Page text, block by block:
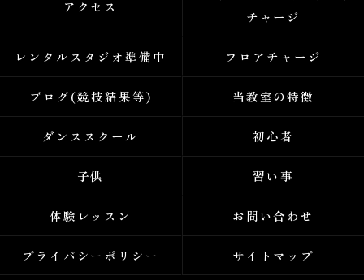
アクセス
チャージ
レンタルスタジオ準備中 フロアチャージ
ブログ(競技結果等) 当教室の特徴
ダンススクール 初心者
子供 習い事
体験レッスン お問い合わせ
プライバシーポリシー サイトマップ